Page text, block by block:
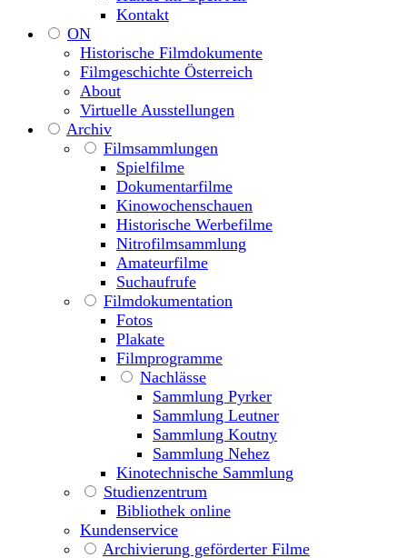
Kontakt
ON
Historische Filmdokumente
Filmgeschichte Österreich
About
Virtuelle Ausstellungen
Archiv
Filmsammlungen
Spielfilme
Dokumentarfilme
Kinowochenschauen
Historische Werbefilme
Nitrofilmsammlung
Amateurfilme
Suchaufrufe
Filmdokumentation
Fotos
Plakate
Filmprogramme
Nachlässe
Sammlung Pyrker
Sammlung Leutner
Sammlung Koutny
Sammlung Nehez
Kinotechnische Sammlung
Studienzentrum
Bibliothek online
Kundenservice
Archivierung geförderter Filme